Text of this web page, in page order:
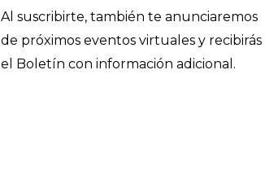
Al suscribirte, también te anunciaremos
de próximos eventos virtuales y recibirás
el Boletín con información adicional.